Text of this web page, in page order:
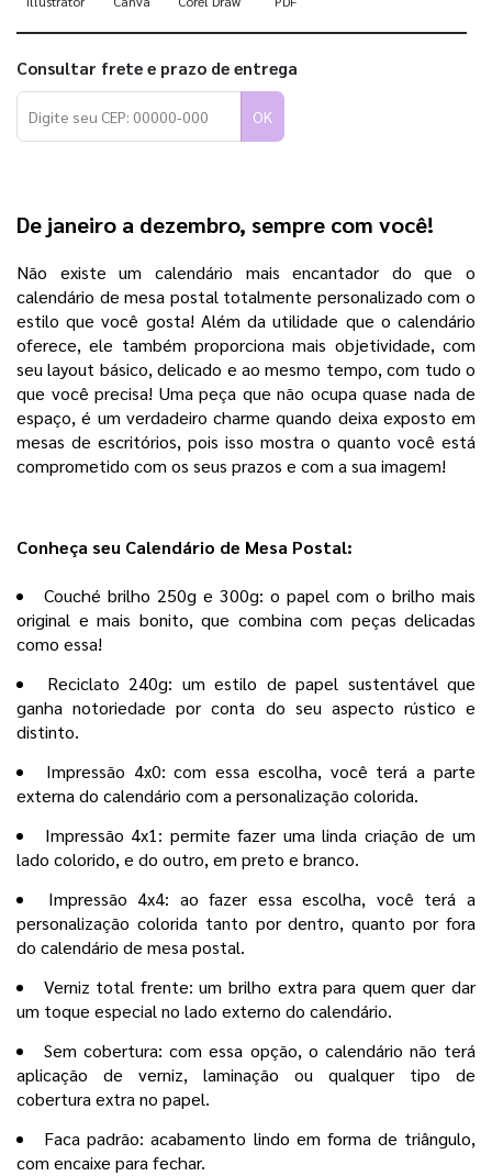
Consultar frete e prazo de entrega
OK
De janeiro a dezembro, sempre com você!
Não existe um calendário mais encantador do que o
calendário de mesa postal totalmente personalizado com o
estilo que você gosta! Além da utilidade que o calendário
oferece, ele também proporciona mais objetividade, com
seu layout básico, delicado e ao mesmo tempo, com tudo o
que você precisa! Uma peça que não ocupa quase nada de
espaço, é um verdadeiro charme quando deixa exposto em
mesas de escritórios, pois isso mostra o quanto você está
comprometido com os seus prazos e com a sua imagem!
Conheça seu Calendário de Mesa Postal:
Couché brilho 250g e 300g: o papel com o brilho mais
original e mais bonito, que combina com peças delicadas
como essa!
Reciclato 240g: um estilo de papel sustentável que
ganha notoriedade por conta do seu aspecto rústico e
distinto.
Impressão 4x0: com essa escolha, você terá a parte
externa do calendário com a personalização colorida.
Impressão 4x1: permite fazer uma linda criação de um
lado colorido, e do outro, em preto e branco.
Impressão 4x4: ao fazer essa escolha, você terá a
personalização colorida tanto por dentro, quanto por fora
do calendário de mesa postal.
Verniz total frente: um brilho extra para quem quer dar
um toque especial no lado externo do calendário.
Sem cobertura: com essa opção, o calendário não terá
aplicação de verniz, laminação ou qualquer tipo de
cobertura extra no papel.
Faca padrão: acabamento lindo em forma de triângulo,
com encaixe para fechar.